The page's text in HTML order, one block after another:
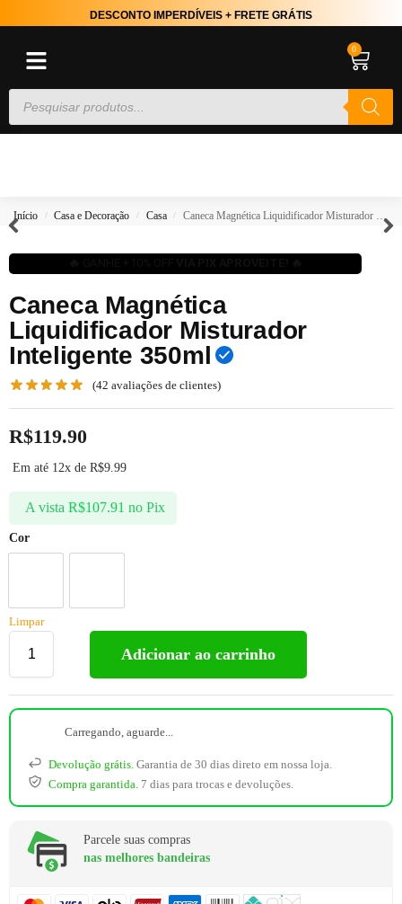
DESCONTO IMPERDÍVEIS + FRETE GRÁTIS
0
Início / Casa e Decoração / Casa / Caneca Magnética Liquidificador Misturador Inteligente 350ml
Caneca Magnética
Liquidificador Misturador
Inteligente 350ml
(42 avaliações de clientes)
R$119.90
A vista R$107.91 no Pix
Em até 12x de R$9.99
Cor
Limpar
Adicionar ao carrinho
Carregando, aguarde...
Devolução grátis. Garantia de 30 dias direto em nossa loja.
Compra garantida. 7 dias para trocas e devoluções.
Parcele suas compras
nas melhores bandeiras